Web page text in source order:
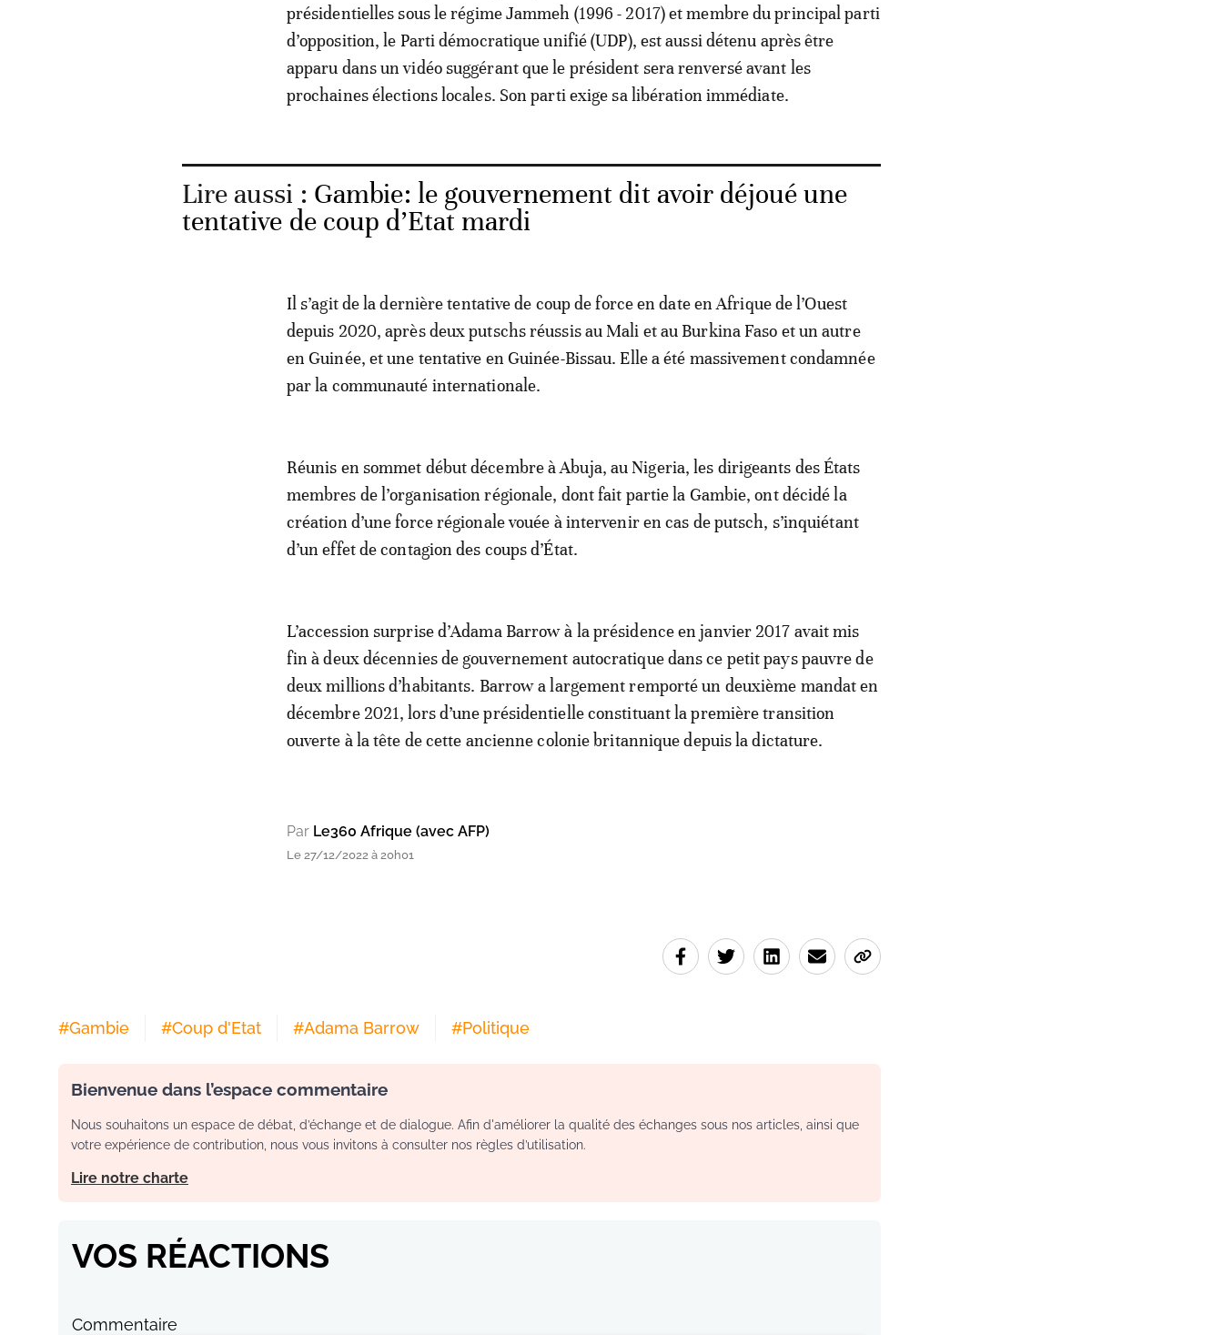
présidentielles sous le régime Jammeh (1996 - 2017) et membre du principal parti
d’opposition, le Parti démocratique unifié (UDP), est aussi détenu après être
apparu dans un vidéo suggérant que le président sera renversé avant les
prochaines élections locales. Son parti exige sa libération immédiate.
Lire aussi : Gambie: le gouvernement dit avoir déjoué une
tentative de coup d’Etat mardi
Il s’agit de la dernière tentative de coup de force en date en Afrique de l’Ouest
depuis 2020, après deux putschs réussis au Mali et au Burkina Faso et un autre
en Guinée, et une tentative en Guinée-Bissau. Elle a été massivement condamnée
par la communauté internationale.
Réunis en sommet début décembre à Abuja, au Nigeria, les dirigeants des États
membres de l’organisation régionale, dont fait partie la Gambie, ont décidé la
création d’une force régionale vouée à intervenir en cas de putsch, s’inquiétant
d’un effet de contagion des coups d’État.
L’accession surprise d’Adama Barrow à la présidence en janvier 2017 avait mis
fin à deux décennies de gouvernement autocratique dans ce petit pays pauvre de
deux millions d’habitants. Barrow a largement remporté un deuxième mandat en
décembre 2021, lors d’une présidentielle constituant la première transition
ouverte à la tête de cette ancienne colonie britannique depuis la dictature.
Par Le360 Afrique (avec AFP)
Le 27/12/2022 à 20h01
#Gambie #Coup d'Etat #Adama Barrow #Politique
Bienvenue dans l’espace commentaire
Nous souhaitons un espace de débat, d’échange et de dialogue. Afin d'améliorer la qualité des échanges sous nos articles, ainsi que
votre expérience de contribution, nous vous invitons à consulter nos règles d’utilisation.
Lire notre charte
VOS RÉACTIONS
Commentaire